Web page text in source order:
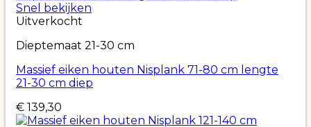
Snel bekijken
Uitverkocht
Dieptemaat 21-30 cm
Massief eiken houten Nisplank 71-80 cm lengte
21-30 cm diep
€ 139,30